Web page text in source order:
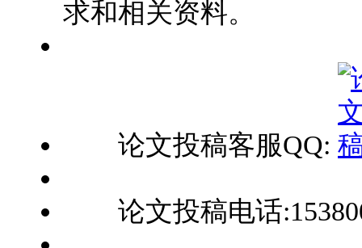
求和相关资料。
论文投稿客服QQ:
论文投稿电话